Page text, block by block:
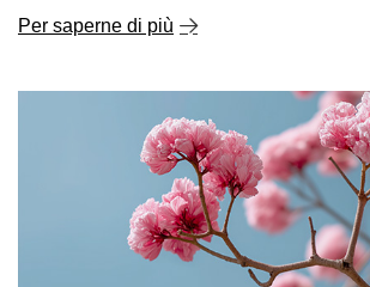
Per saperne di più